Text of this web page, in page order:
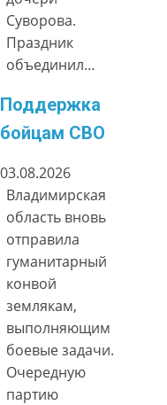
Суворова.
Праздник
объединил…
Поддержка
бойцам СВО
03.08.2026
Владимирская
область вновь
отправила
гуманитарный
конвой
землякам,
выполняющим
боевые задачи.
Очередную
партию